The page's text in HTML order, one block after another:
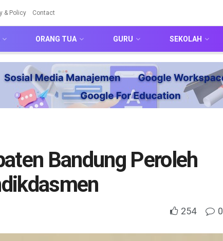
& Policy Contact
ORANG TUA GURU SEKOLAH
Bandung Peroleh
254 0